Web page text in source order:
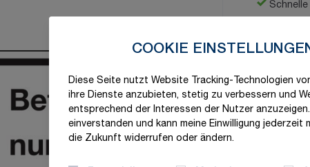
COOKIE
Diese Seite nutzt Website Tracking-Technologien
ihre Dienste anzubieten, stetig zu verbessern und
entsprechend der Interessen der Nutzer
einverstanden und kann meine Einwilligung jederzeit
die Zukunft widerrufen oder ändern.
Schnelle
58,24
exklusive
Menge
-